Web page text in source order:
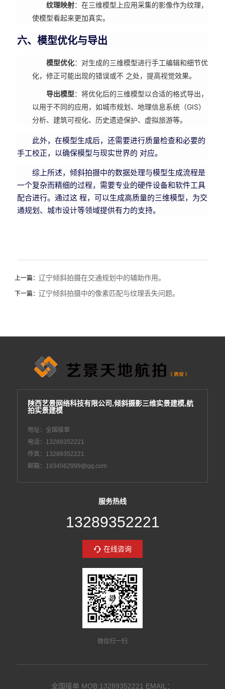
纹理映射：在三维模型上应用采集的影像作为纹理，
使模型看起来更加真实。
六、模型优化与导出
模型优化：对生成的三维模型进行手工编辑和细节优
化，修正可能出现的错误或不 之处，提高视觉效果。
导出模型：将优化后的三维模型以合适的格式导出，
以用于不同的应用，如城市规划、地理信息系统（GIS）
分析、建筑可视化、历史遗迹保护、虚拟旅游等。
此外，在模型生成后，还需要进行质量检查和必要的
手工校正，以确保模型与现实世界的 对应。
综上所述，倾斜拍摄中的数据处理与模型生成流程是
一个复杂而精细的过程，需要专业的硬件设备和软件工具
配合进行。通过这 程，可以生成高质量的三维模型，为交
通规划、城市设计等领域提供有力的支持。
上一篇： 辽宁倾斜拍摄在交通规划中的辅助作用。
下一篇： 辽宁倾斜拍摄中的像素匹配与纹理丢失问题。
陕西艺景网络科技有限公司,倾斜摄影三维实景建模,航
拍实景建模
地址：全国接单
电话：13289352221
传真：13289352221
邮箱：1934562999@qq.com
服务热线
13289352221
在线咨询
微信扫一扫
全国接单 MOB:13289352221 EMAIL：